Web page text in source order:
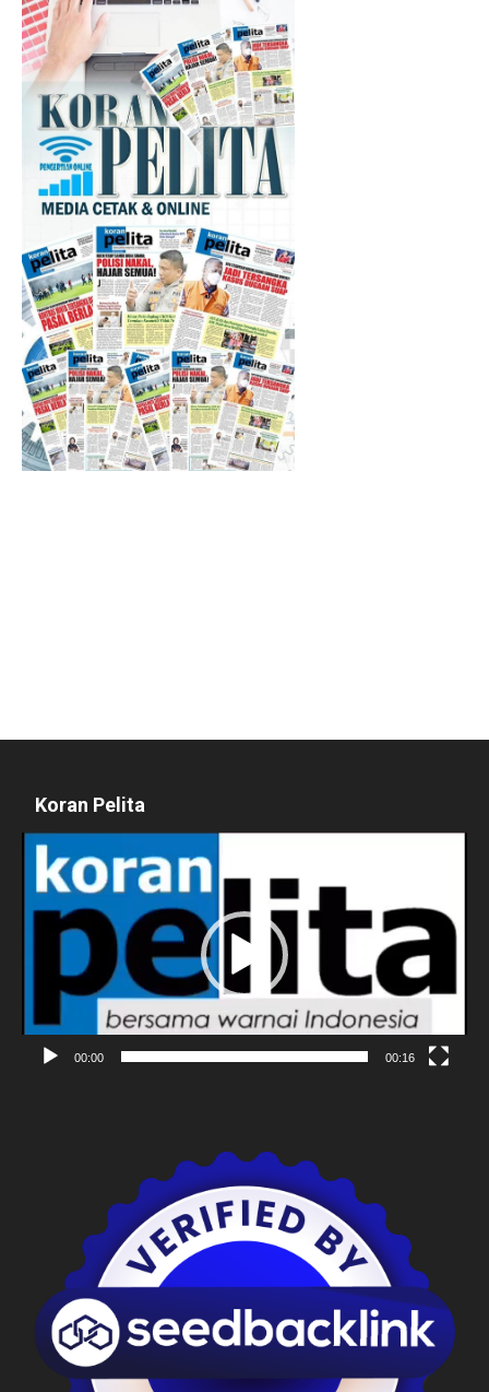
Koran Pelita
Pemutar
Video
00:00 00:16